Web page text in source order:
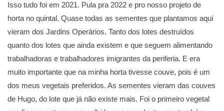
Isso tudo foi em 2021. Pula pra 2022 e pro nosso projeto de
horta no quintal. Quase todas as sementes que plantamos aqui
vieram dos Jardins Operários. Tanto dos lotes destruídos
quanto dos lotes que ainda existem e que seguem alimentando
trabalhadoras e trabalhadores imigrantes da periferia. E era
muito importante que na minha horta tivesse couve, pois é um
dos meus vegetais preferidos. As sementes vieram das couves
de Hugo, do lote que já não existe mais. Foi o primeiro vegetal